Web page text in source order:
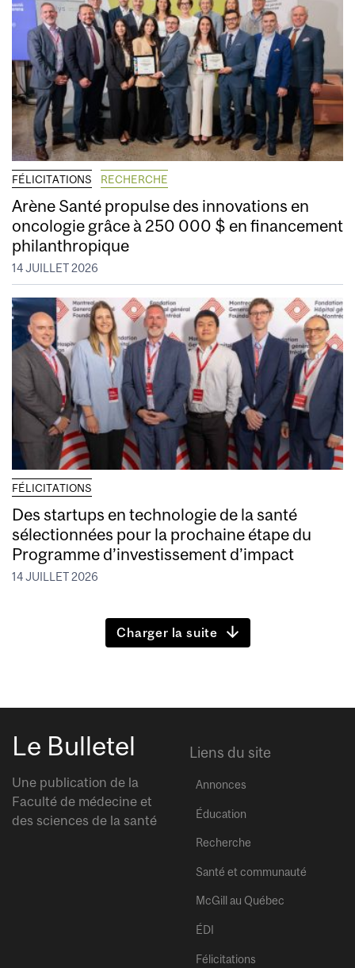
FÉLICITATIONS RECHERCHE
Arène Santé propulse des innovations en
oncologie grâce à 250 000 $ en financement
philanthropique
14 JUILLET 2026
FÉLICITATIONS
Des startups en technologie de la santé
sélectionnées pour la prochaine étape du
Programme d’investissement d’impact
14 JUILLET 2026
Charger la suite
Le Bulletel
Une publication de la
Faculté de médecine et
des sciences de la santé
Liens du site
Annonces
Éducation
Recherche
Santé et communauté
McGill au Québec
ÉDI
Félicitations